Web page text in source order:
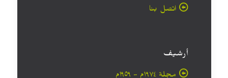
اتصل بنا
أرشيف